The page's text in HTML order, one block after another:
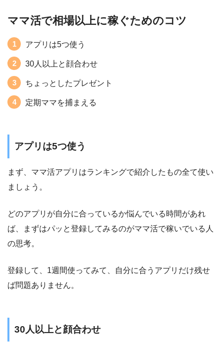
ママ活で相場以上に稼ぐためのコツ
アプリは5つ使う
30人以上と顔合わせ
ちょっとしたプレゼント
定期ママを捕まえる
アプリは5つ使う
まず、ママ活アプリはランキングで紹介したもの全て使い
ましょう。
どのアプリが自分に合っているか悩んでいる時間があれ
ば、まずはパッと登録してみるのがママ活で稼いでいる人
の思考。
登録して、1週間使ってみて、自分に合うアプリだけ残せ
ば問題ありません。
30人以上と顔合わせ